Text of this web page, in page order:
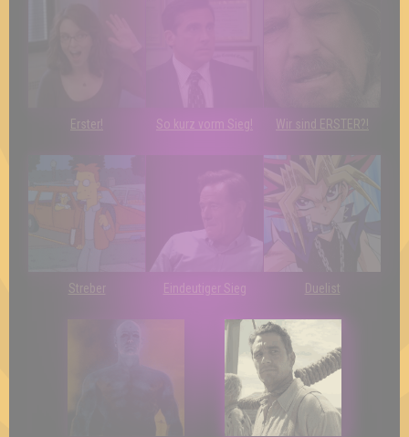
Erster! So kurz vorm Sieg! Wir sind ERSTER?!
Streber Eindeutiger Sieg Duelist